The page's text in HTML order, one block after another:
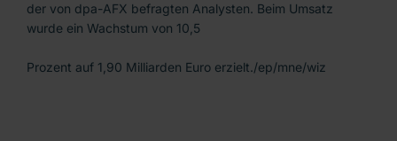
der von dpa-AFX befragten Analysten. Beim Umsatz
wurde ein Wachstum von 10,5
Prozent auf 1,90 Milliarden Euro erzielt./ep/mne/wiz